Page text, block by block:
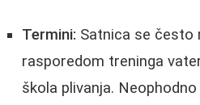
Termini: Satnica se često
rasporedom treninga
škola plivanja.